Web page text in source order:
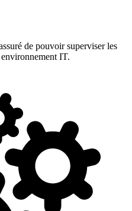
de pouvoir superviser les
IT.